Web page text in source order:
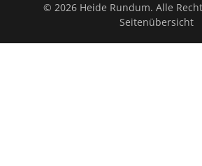
© 2026 Heide Rundum. Alle
Seitenübersicht